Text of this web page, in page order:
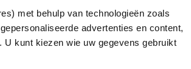
met behulp van technologieën zoals
advertenties en content,
kunt kiezen wie uw gegevens gebruikt